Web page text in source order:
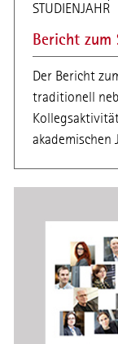
STUDIENJAHR
Bericht
Der Bericht
traditionell
akademischen